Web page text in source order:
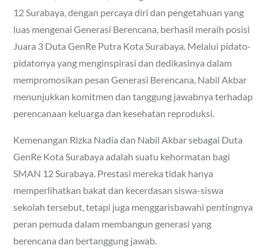
12 Surabaya, dengan percaya diri dan pengetahuan yang
luas mengenai Generasi Berencana, berhasil meraih posisi
Juara 3 Duta GenRe Putra Kota Surabaya. Melalui pidato-
pidatonya yang menginspirasi dan dedikasinya dalam
mempromosikan pesan Generasi Berencana, Nabil Akbar
menunjukkan komitmen dan tanggung jawabnya terhadap
perencanaan keluarga dan kesehatan reproduksi.
Kemenangan Rizka Nadia dan Nabil Akbar sebagai Duta
GenRe Kota Surabaya adalah suatu kehormatan bagi
SMAN 12 Surabaya. Prestasi mereka tidak hanya
memperlihatkan bakat dan kecerdasan siswa-siswa
sekolah tersebut, tetapi juga menggarisbawahi pentingnya
peran pemuda dalam membangun generasi yang
berencana dan bertanggung jawab.